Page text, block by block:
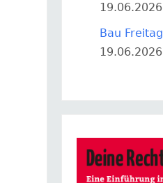
19.06.2026
Bau Freitag
19.06.2026